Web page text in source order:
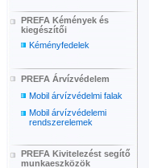
PREFA Kémények és
kiegészítői
Kéményfedelek
PREFA Árvízvédelem
Mobil árvízvédelmi falak
Mobil árvízvédelemi
rendszerelemek
PREFA Kivitelezést segítő
munkaeszközök